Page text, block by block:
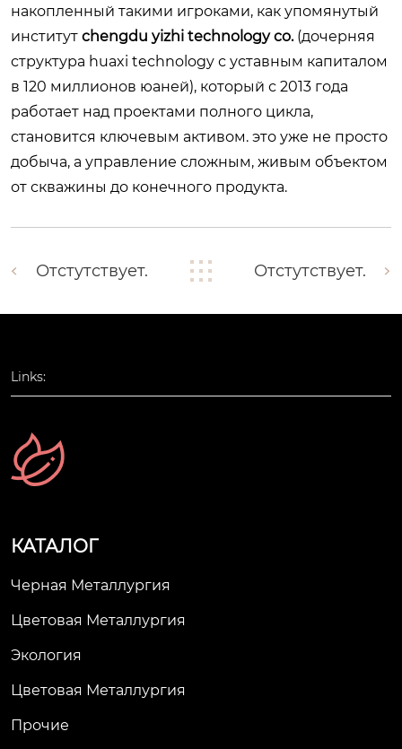
накопленный такими игроками, как упомянутый
институт chengdu yizhi technology co.(дочерняя
структура huaxi technology с уставным капиталом
в 120 миллионов юаней), который с 2013 года
работает над проектами полного цикла,
становится ключевым активом. это уже не просто
добыча, а управление сложным, живым объектом
от скважины до конечного продукта.
Отстутствует. Отстутствует.
Links:
КАТАЛОГ
Черная Металлургия
Цветовая Металлургия
Экология
Цветовая Металлургия
Прочие